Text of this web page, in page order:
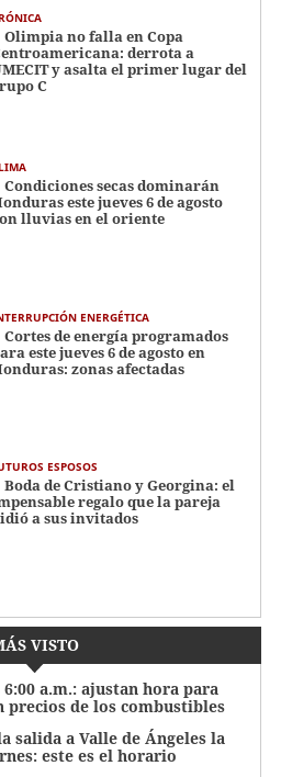
Olimpia no falla en Copa
derrota a
y asalta el primer lugar del
C
Condiciones secas dominarán
este jueves 6 de agosto
lluvias en el oriente
ENERGÉTICA
Cortes de energía programados
este jueves 6 de agosto en
zonas afectadas
ESPOSOS
Boda de Cristiano y Georgina: el
regalo que la pareja
a sus invitados
VISTO
6:00 a.m.: ajustan hora para
precios de los combustibles
salida a Valle de Ángeles la
este es el horario